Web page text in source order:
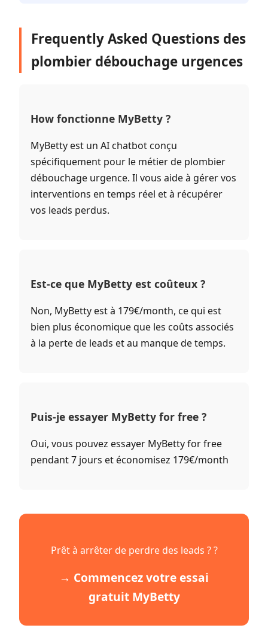
Frequently Asked Questions des
plombier débouchage urgences
How fonctionne MyBetty ?
MyBetty est un AI chatbot conçu
spécifiquement pour le métier de plombier
débouchage urgence. Il vous aide à gérer vos
interventions en temps réel et à récupérer
vos leads perdus.
Est-ce que MyBetty est coûteux ?
Non, MyBetty est à 179€/month, ce qui est
bien plus économique que les coûts associés
à la perte de leads et au manque de temps.
Puis-je essayer MyBetty for free ?
Oui, vous pouvez essayer MyBetty for free
pendant 7 jours et économisez 179€/month
Prêt à arrêter de perdre des leads ? ?
→ Commencez votre essai
gratuit MyBetty